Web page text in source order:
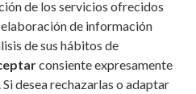
de los servicios ofrecidos
de información
de sus hábitos de
consiente expresamente
desea rechazarlas o adaptar
o recurso que consideres
en esta sección,
que podamos conocerlo.